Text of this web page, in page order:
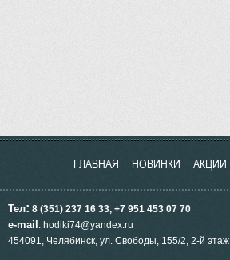
ГЛАВНАЯ НОВИНКИ АКЦИИ
Тел: 8 (351) 237 16 33, +7 951 453 07 70
e-mail : hodiki74@yandex.ru
454091, Челябинск, ул. Свободы, 155/2, 2-й этаж